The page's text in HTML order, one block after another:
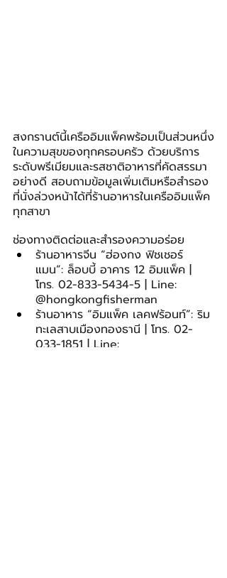
สงกรานต์นี้เครืออิมแพ็คพร้อมเป็นส่วนหนึ่ง
ในความสุขของทุกครอบครัว ด้วยบริการ
ระดับพรีเมียมและรสชาติอาหารที่คัดสรรมา
อย่างดี สอบถามข้อมูลเพิ่มเติมหรือสำรอง
ที่นั่งล่วงหน้าได้ที่ร้านอาหารในเครืออิมแพ็ค
ทุกสาขา
ช่องทางติดต่อและสำรองความอร่อย
ร้านอาหารจีน “ฮ่องกง ฟิชเชอร์
แมน”: ล็อบบี้ อาคาร 12 อิมแพ็ค |
โทร. 02-833-5434-5 | Line:
@hongkongfisherman
ร้านอาหาร “อิมแพ็ค เลคฟร้อนท์”: ริม
ทะเลสาบเมืองทองธานี | โทร. 02-
033-1851 | Line: